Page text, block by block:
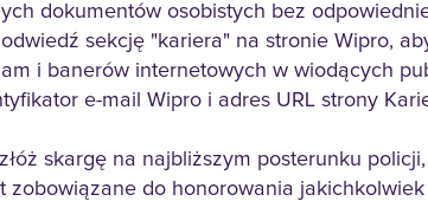
dokumentów osobistych bez
sekcję "kariera" na stronie Wipro,
i banerów internetowych w wiodących
e-mail Wipro i adres URL strony
skargę na najbliższym posterunku
zobowiązane do honorowania